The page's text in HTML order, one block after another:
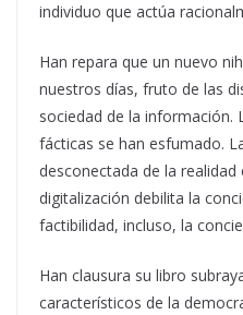
individuo que actúa
Han repara que un nuevo
nuestros días, fruto de las
sociedad de la información.
fácticas se han esfumado.
desconectada de la
digitalización debilita la
factibilidad, incluso, la
Han clausura su libro
característicos de la